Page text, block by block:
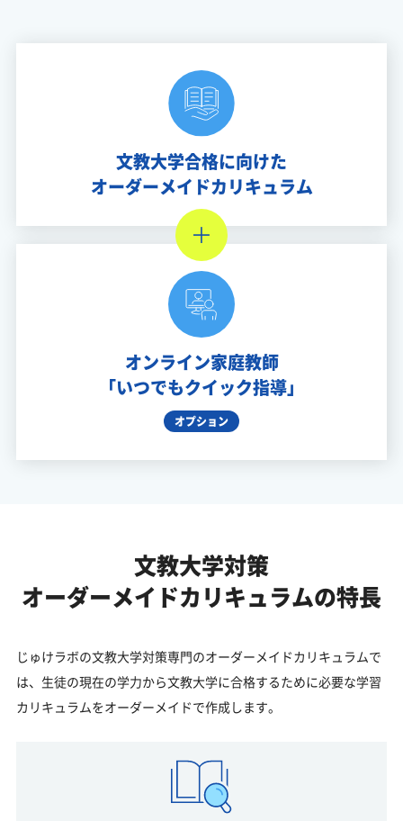
文教大学合格に向けた
オーダーメイドカリキュラム
オンライン家庭教師
「いつでもクイック指導」
オプション
文教大学対策
オーダーメイドカリキュラムの特長
じゅけラボの文教大学対策専門のオーダーメイドカリキュラムで
は、生徒の現在の学力から文教大学に合格するために必要な学習
カリキュラムをオーダーメイドで作成します。